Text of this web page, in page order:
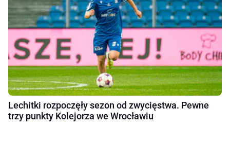
Lechitki rozpoczęły sezon od zwycięstwa. Pewne
trzy punkty Kolejorza we Wrocławiu